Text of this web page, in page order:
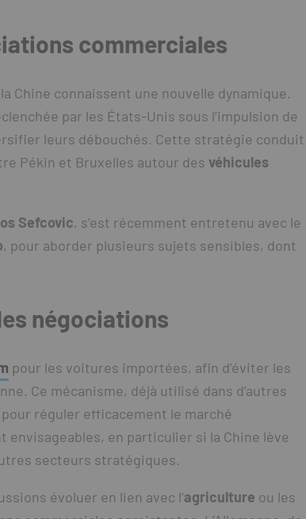
commerciales
Chine connaissent une nouvelle dynamique.
par les États-Unis sous l’impulsion de
leurs débouchés. Cette stratégie conduit
Pékin et Bruxelles autour des véhicules
Sefcovic, s’est récemment entretenu avec le
, pour aborder plusieurs sujets sensibles, dont
négociations
pour les voitures importées, afin d’éviter les
Ce mécanisme, déjà utilisé dans d’autres
réguler efficacement le marché
en particulier si la Chine lève
secteurs stratégiques.
évoluer en lien avec l’agriculture ou les